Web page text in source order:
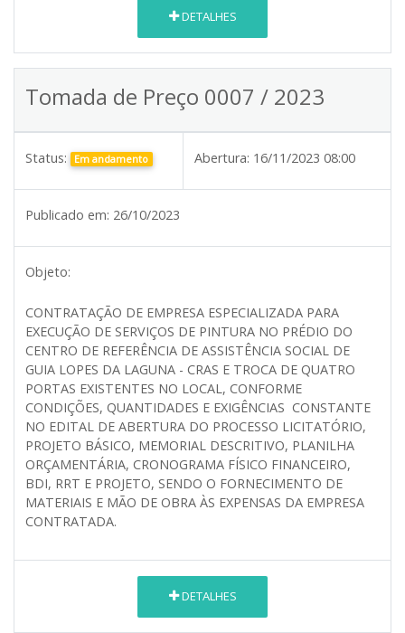
DETALHES
Tomada de Preço 0007 / 2023
Status: Em andamento Abertura: 16/11/2023 08:00
Publicado em: 26/10/2023
Objeto:
CONTRATAÇÃO DE EMPRESA ESPECIALIZADA PARA
EXECUÇÃO DE SERVIÇOS DE PINTURA NO PRÉDIO DO
CENTRO DE REFERÊNCIA DE ASSISTÊNCIA SOCIAL DE
GUIA LOPES DA LAGUNA - CRAS E TROCA DE QUATRO
PORTAS EXISTENTES NO LOCAL, CONFORME
CONDIÇÕES, QUANTIDADES E EXIGÊNCIAS CONSTANTE
NO EDITAL DE ABERTURA DO PROCESSO LICITATÓRIO,
PROJETO BÁSICO, MEMORIAL DESCRITIVO, PLANILHA
ORÇAMENTÁRIA, CRONOGRAMA FÍSICO FINANCEIRO,
BDI, RRT E PROJETO, SENDO O FORNECIMENTO DE
MATERIAIS E MÃO DE OBRA ÀS EXPENSAS DA EMPRESA
CONTRATADA.
DETALHES